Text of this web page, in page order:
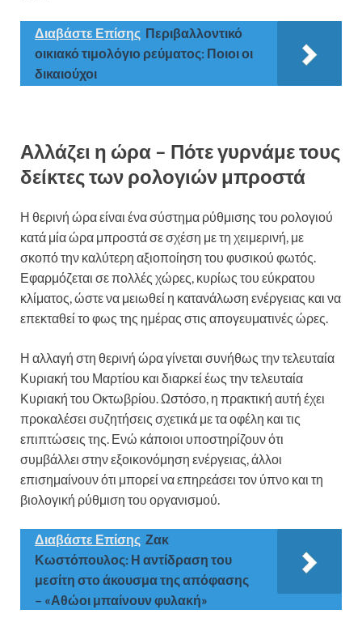
Διαβάστε Επίσης Περιβαλλοντικό
οικιακό τιμολόγιο ρεύματος: Ποιοι οι
δικαιούχοι
Αλλάζει η ώρα – Πότε γυρνάμε τους
δείκτες των ρολογιών μπροστά
Η θερινή ώρα είναι ένα σύστημα ρύθμισης του ρολογιού
κατά μία ώρα μπροστά σε σχέση με τη χειμερινή, με
σκοπό την καλύτερη αξιοποίηση του φυσικού φωτός.
Εφαρμόζεται σε πολλές χώρες, κυρίως του εύκρατου
κλίματος, ώστε να μειωθεί η κατανάλωση ενέργειας και να
επεκταθεί το φως της ημέρας στις απογευματινές ώρες.
Η αλλαγή στη θερινή ώρα γίνεται συνήθως την τελευταία
Κυριακή του Μαρτίου και διαρκεί έως την τελευταία
Κυριακή του Οκτωβρίου. Ωστόσο, η πρακτική αυτή έχει
προκαλέσει συζητήσεις σχετικά με τα οφέλη και τις
επιπτώσεις της. Ενώ κάποιοι υποστηρίζουν ότι
συμβάλλει στην εξοικονόμηση ενέργειας, άλλοι
επισημαίνουν ότι μπορεί να επηρεάσει τον ύπνο και τη
βιολογική ρύθμιση του οργανισμού.
Διαβάστε Επίσης Ζακ
Κωστόπουλος: Η αντίδραση του
μεσίτη στο άκουσμα της απόφασης
– «Αθώοι μπαίνουν φυλακή»